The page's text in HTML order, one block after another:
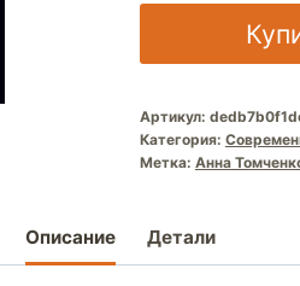
Артикул:
Категория:
Метка: Анна
Описание Детали